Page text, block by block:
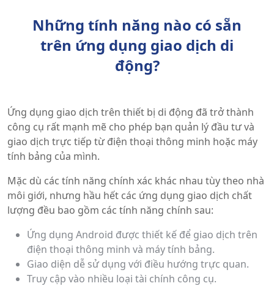
Những tính năng nào có sẵn
trên ứng dụng giao dịch di
động?
Ứng dụng giao dịch trên thiết bị di động đã trở thành
công cụ rất mạnh mẽ cho phép bạn quản lý đầu tư và
giao dịch trực tiếp từ điện thoại thông minh hoặc máy
tính bảng của mình.
Mặc dù các tính năng chính xác khác nhau tùy theo nhà
môi giới, nhưng hầu hết các ứng dụng giao dịch chất
lượng đều bao gồm các tính năng chính sau:
Ứng dụng Android được thiết kế để giao dịch trên
điện thoại thông minh và máy tính bảng.
Giao diện dễ sử dụng với điều hướng trực quan.
Truy cập vào nhiều loại tài chính công cụ.